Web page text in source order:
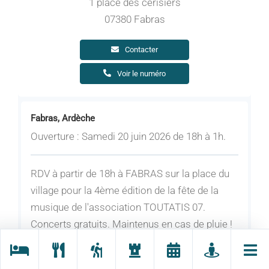
Fabras, Ardèche
Ouverture : Samedi 20 juin 2026 de 18h à 1h.
RDV à partir de 18h à FABRAS sur la place du
village pour la 4ème édition de la fête de la
musique de l'association TOUTATIS 07.
Concerts gratuits. Maintenus en cas de pluie !
Sur place : petite restauration, buvette.
07380 Fabras
Contacter
Voir le numéro